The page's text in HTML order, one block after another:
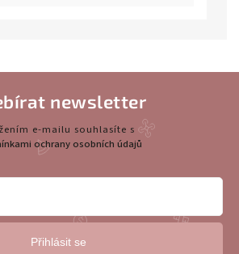
newsletter
e-mailu souhlasíte s
ochrany osobních údajů
Přihlásit se